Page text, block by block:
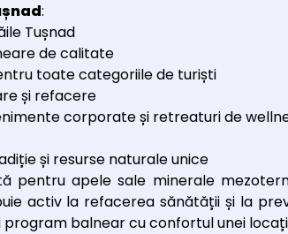
:
Tușnad
de calitate
toate categoriile de turiști
și refacere
corporate și retreaturi de
și resurse naturale unice
pentru apele sale minerale
activ la refacerea sănătății și la
balnear cu confortul unei